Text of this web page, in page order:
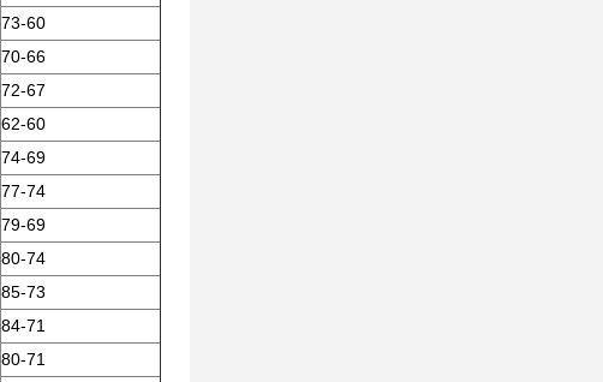
73-60
70-66
72-67
62-60
74-69
77-74
79-69
80-74
85-73
84-71
80-71